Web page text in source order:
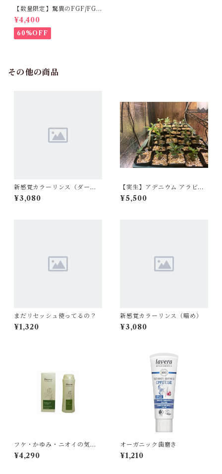
【数量限定】驚異のFGF/FGF
アンチエイジング化粧水
¥4,400
60%OFF
その他の商品
新感覚カラーリンス（ダーク
ブラウン）
¥3,080
【実生】アデニウム アラビカ
ム ラシニー Adenium arabic
um Ra-Chi-Nee-Pan-Dok
¥5,500
まだリセッシュ使ってるの？
¥1,320
新感覚カラーリンス（暗め）
¥3,080
フケ・かゆみ・ニオイの気に
なる方用シャンプー
¥4,290
オーガニック歯磨き
¥1,210